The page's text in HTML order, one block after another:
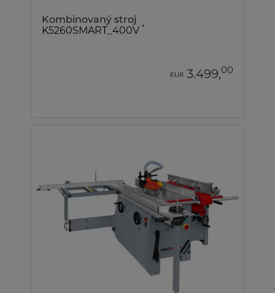
Kombinovaný stroj
K5260SMART_400V *
EUR 3.499,00